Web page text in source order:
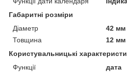
Габаритні розміри
Діаметр
42 мм
Товщина
12 мм
Користувальницькі
Функції
дата